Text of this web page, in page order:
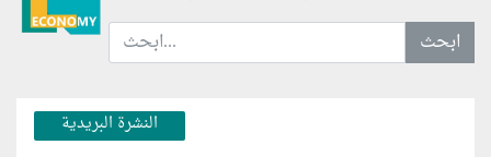
ابحث عن... :
النشرة البريدية